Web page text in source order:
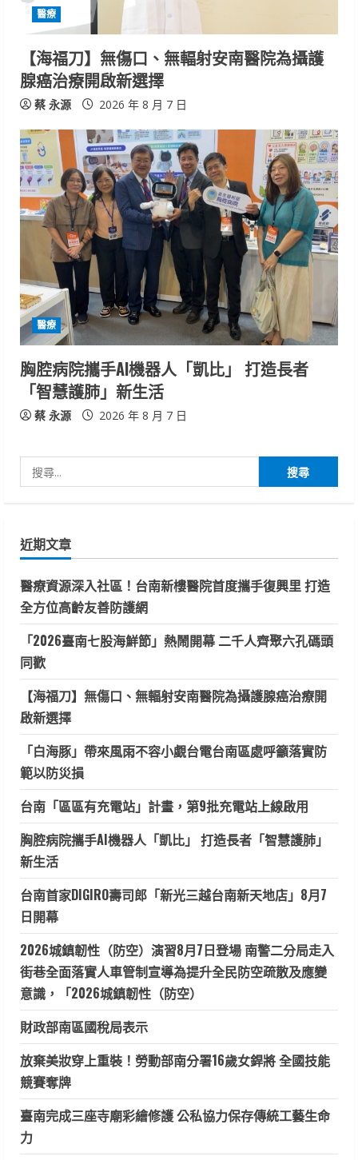
醫療
【海福刀】無傷口、無輻射安南醫院為攝護
腺癌治療開啟新選擇
蔡 永源 2026 年 8 月 7 日
醫療
胸腔病院攜手AI機器人「凱比」 打造長者
「智慧護肺」新生活
蔡 永源 2026 年 8 月 7 日
尋
字:
近期文章
醫療資源深入社區！台南新樓醫院首度攜手復興里 打造
全方位高齡友善防護網
「2026臺南七股海鮮節」熱鬧開幕 二千人齊聚六孔碼頭
同歡
【海福刀】無傷口、無輻射安南醫院為攝護腺癌治療開
啟新選擇
「白海豚」帶來風雨不容小覷台電台南區處呼籲落實防
範以防災損
台南「區區有充電站」計畫，第9批充電站上線啟用
胸腔病院攜手AI機器人「凱比」 打造長者「智慧護肺」
新生活
台南首家DIGIRO壽司郎「新光三越台南新天地店」8月7
日開幕
2026城鎮韌性（防空）演習8月7日登場 南警二分局走入
街巷全面落實人車管制宣導為提升全民防空疏散及應變
意識，「2026城鎮韌性（防空）
財政部南區國稅局表示
放棄美妝穿上重裝！勞動部南分署16歲女銲將 全國技能
競賽奪牌
臺南完成三座寺廟彩繪修護 公私協力保存傳統工藝生命
力